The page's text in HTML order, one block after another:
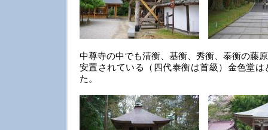
中尊寺の中でも清衡、基衡、秀衡、泰衡の藤
安置されている（四代泰衡は首級）金色堂
た。